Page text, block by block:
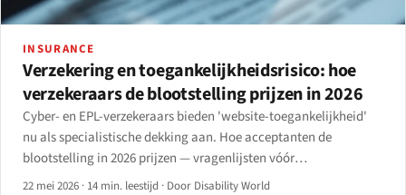
INSURANCE
Verzekering en toegankelijkheidsrisico: hoe
verzekeraars de blootstelling prijzen in 2026
Cyber- en EPL-verzekeraars bieden 'website-toegankelijkheid'
nu als specialistische dekking aan. Hoe acceptanten de
blootstelling in 2026 prijzen — vragenlijsten vóór
bindingsdatum, auditvoorwaarden, uitsluitingen,
22 mei 2026 · 14 min. leestijd · Door Disability World